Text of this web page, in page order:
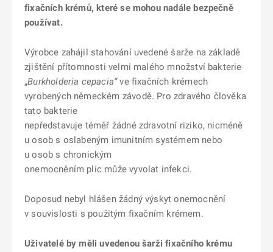
fixačních krémů, které se mohou nadále bezpečně
používat.
Výrobce zahájil stahování uvedené šarže na základě
zjištění přítomnosti velmi malého množství bakterie
„Burkholderia cepacia“ve fixačních krémech
vyrobených německém závodě. Pro zdravého člověka
tato bakterie
nepředstavuje téměř žádné zdravotní riziko, nicméně
u osob s oslabeným imunitním systémem nebo
u osob s chronickým
onemocněním plic může vyvolat infekci.
Doposud nebyl hlášen žádný výskyt onemocnění
v souvislosti s použitým fixačním krémem.
Uživatelé by měli uvedenou šarži fixačního krému